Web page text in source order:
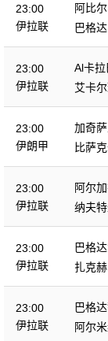
23:00
伊拉联
阿比尔
巴格达
23:00
伊拉联
Al卡拉
艾卡
23:00
伊朗甲
加奇
比萨
23:00
伊拉联
阿尔
纳夫
23:00
伊拉联
巴格
扎克赫
23:00
伊拉联
巴格
阿尔